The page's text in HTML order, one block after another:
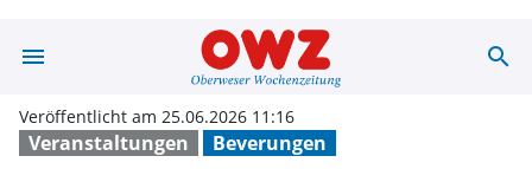
menu 5. Ratssitzungsearch
Veranstaltungen Beverungen
Veröffentlicht am 25.06.2026 11:16